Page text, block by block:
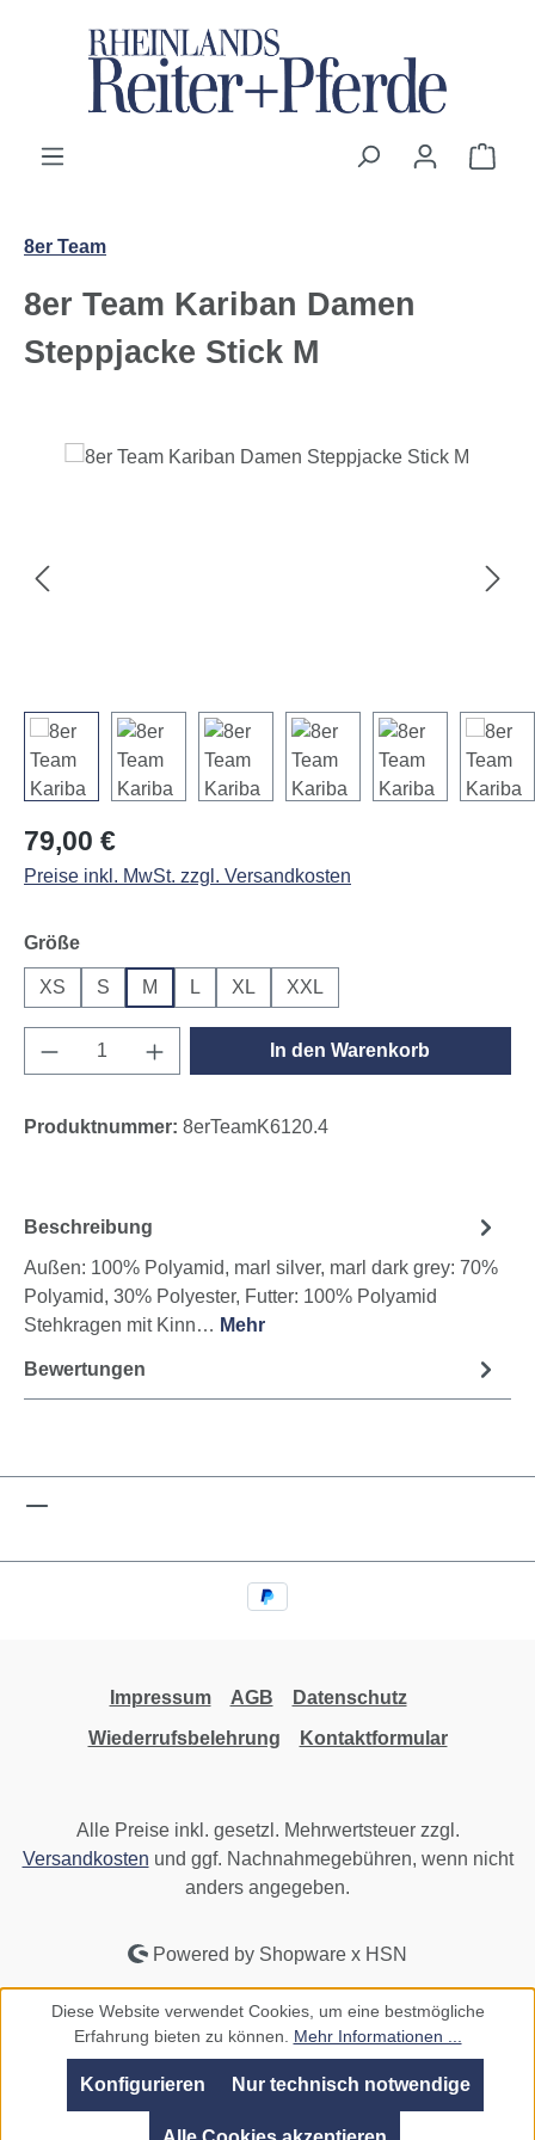
Zum Hauptinhalt springen
8er Team
8er Team Kariban Damen
Steppjacke Stick M
Bildergalerie überspringen
Regulärer Preis:
79,00 €
Preise inkl. MwSt. zzgl. Versandkosten
Größeauswählen
XS S M L XL XXL
Produkt Anzahl: Gib den gewünschten
In den Warenkorb
Produktnummer: 8erTeamK6120.4
Beschreibung
Außen: 100% Polyamid, marl silver, marl dark grey: 70%
Polyamid, 30% Polyester, Futter: 100% Polyamid
Stehkragen mit Kinn… Mehr
Bewertungen
Impressum AGB
Datenschutz
Wiederrufsbelehrung
Kontaktformular
Alle Preise inkl. gesetzl. Mehrwertsteuer zzgl.
Versandkosten und ggf. Nachnahmegebühren, wenn nicht
anders angegeben.
Powered by Shopware x HSN
Diese Website verwendet Cookies, um eine bestmögliche
Erfahrung bieten zu können. Mehr Informationen ...
Nur technisch notwendige
Konfigurieren